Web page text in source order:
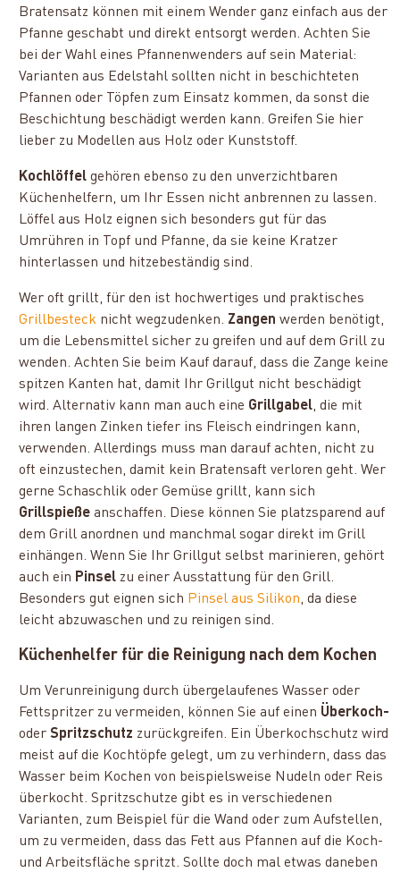
Bratensatz können mit einem Wender ganz einfach aus der
Pfanne geschabt und direkt entsorgt werden. Achten Sie
bei der Wahl eines Pfannenwenders auf sein Material:
Varianten aus Edelstahl sollten nicht in beschichteten
Pfannen oder Töpfen zum Einsatz kommen, da sonst die
Beschichtung beschädigt werden kann. Greifen Sie hier
lieber zu Modellen aus Holz oder Kunststoff.
Kochlöffel gehören ebenso zu den unverzichtbaren
Küchenhelfern, um Ihr Essen nicht anbrennen zu lassen.
Löffel aus Holz eignen sich besonders gut für das
Umrühren in Topf und Pfanne, da sie keine Kratzer
hinterlassen und hitzebeständig sind.
Wer oft grillt, für den ist hochwertiges und praktisches
Grillbesteck nicht wegzudenken. Zangen werden benötigt,
um die Lebensmittel sicher zu greifen und auf dem Grill zu
wenden. Achten Sie beim Kauf darauf, dass die Zange keine
spitzen Kanten hat, damit Ihr Grillgut nicht beschädigt
wird. Alternativ kann man auch eine Grillgabel, die mit
ihren langen Zinken tiefer ins Fleisch eindringen kann,
verwenden. Allerdings muss man darauf achten, nicht zu
oft einzustechen, damit kein Bratensaft verloren geht. Wer
gerne Schaschlik oder Gemüse grillt, kann sich
Grillspieße anschaffen. Diese können Sie platzsparend auf
dem Grill anordnen und manchmal sogar direkt im Grill
einhängen. Wenn Sie Ihr Grillgut selbst marinieren, gehört
auch ein Pinsel zu einer Ausstattung für den Grill.
Besonders gut eignen sich Pinsel aus Silikon, da diese
leicht abzuwaschen und zu reinigen sind.
Küchenhelfer für die Reinigung nach dem Kochen
Um Verunreinigung durch übergelaufenes Wasser oder
Fettspritzer zu vermeiden, können Sie auf einen Überkoch-
oderSpritzschutz zurückgreifen. Ein Überkochschutz wird
meist auf die Kochtöpfe gelegt, um zu verhindern, dass das
Wasser beim Kochen von beispielsweise Nudeln oder Reis
überkocht. Spritzschutze gibt es in verschiedenen
Varianten, zum Beispiel für die Wand oder zum Aufstellen,
um zu vermeiden, dass das Fett aus Pfannen auf die Koch-
und Arbeitsfläche spritzt. Sollte doch mal etwas daneben